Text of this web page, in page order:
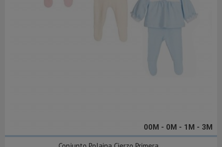
00M - 0M - 1M - 3M